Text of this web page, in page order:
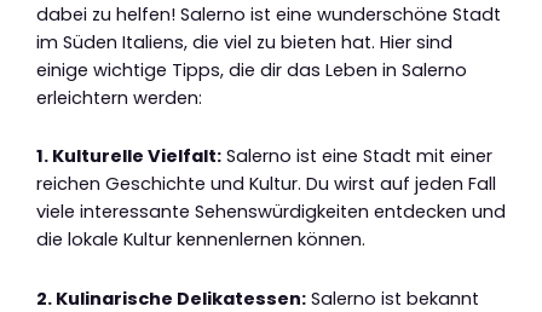
dabei zu helfen! Salerno ist eine wunderschöne Stadt
im Süden Italiens, die viel zu bieten hat. Hier sind
einige wichtige Tipps, die dir das Leben in Salerno
erleichtern werden:
1. Kulturelle Vielfalt: Salerno ist eine Stadt mit einer
reichen Geschichte und Kultur. Du wirst auf jeden Fall
viele interessante Sehenswürdigkeiten entdecken und
die lokale Kultur kennenlernen können.
2. Kulinarische Delikatessen: Salerno ist bekannt